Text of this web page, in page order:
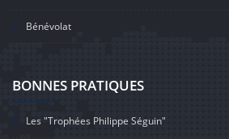
Bénévolat
BONNES PRATIQUES
Les "Trophées Philippe Séguin"